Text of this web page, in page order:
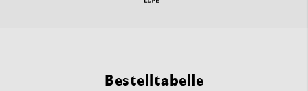
Bestelltabelle